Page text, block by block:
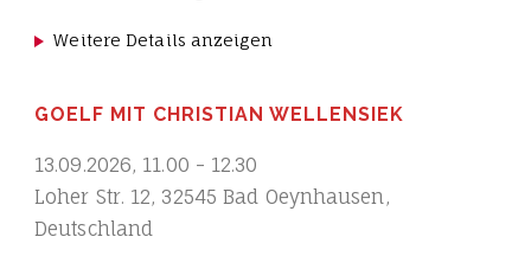
Weitere Details anzeigen
GOELF MIT CHRISTIAN WELLENSIEK
13.09.2026, 11.00 - 12.30
Loher Str. 12, 32545 Bad Oeynhausen,
Deutschland